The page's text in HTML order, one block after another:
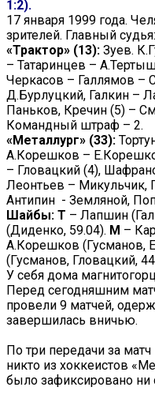
1:2).
17 января 1999 года.
зрителей. Главный
«Трактор» (13): Зуев.
– Татаринцев –
Черкасов – Галлямов –
Д.Бурлуцкий, Галкин –
Паньков, Кречин (5) –
Командный штраф – 2.
«Металлург» (33):
А.Корешков –
– Гловацкий (4),
Леонтьев – Микульчик,
Антипин - Земляной,
Шайбы: Т – Лапшин
(Диденко, 59.04). М –
А.Корешков (Гусманов,
(Гусманов, Гловацкий,
У себя дома
Перед сегодняшним
провели 9 матчей,
завершилась вничью.
По три передачи за
никто из хоккеистов
было зафиксировано ни